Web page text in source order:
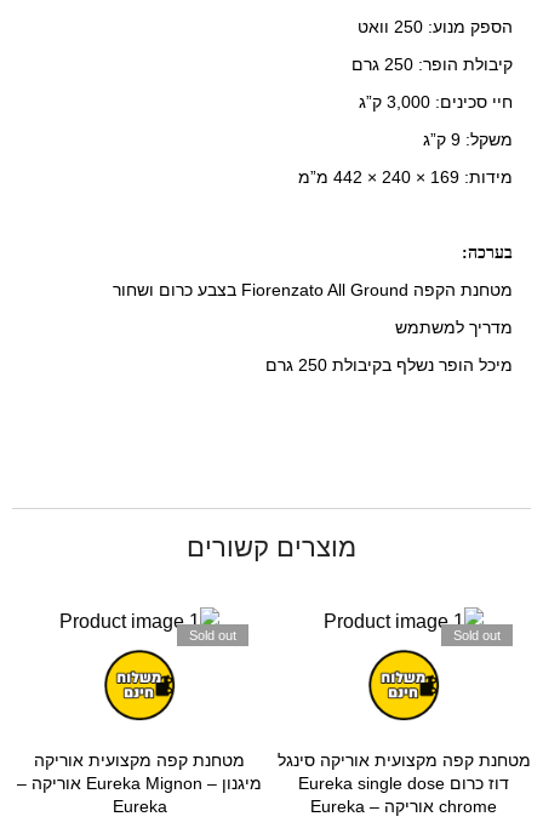
הספק מנוע: 250 וואט
קיבולת הופר: 250 גרם
חיי סכינים: 3,000 ק”ג
משקל: 9 ק”ג
מידות: 169 × 240 × 442 מ”מ
בערכה:
מטחנת הקפה Fiorenzato All Ground בצבע כרום ושחור
מדריך למשתמש
מיכל הופר נשלף בקיבולת 250 גרם
מוצרים קשורים
Sold out
מטחנת קפה מקצועית אוריקה סינגל
דוז כרום Eureka single dose
chrome אוריקה – Eureka
Sold out
מטחנת קפה מקצועית אוריקה
מיגנון – Eureka Mignon אוריקה –
Eureka